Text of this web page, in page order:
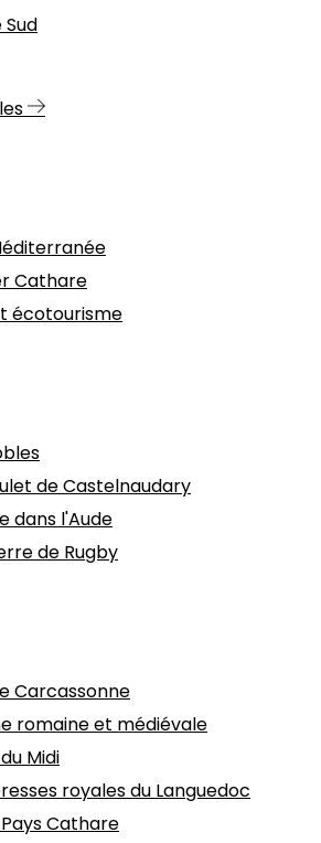
Cathare
écotourisme
de Castelnaudary
dans l'Aude
de Rugby
Carcassonne
romaine et médiévale
Midi
royales du Languedoc
Cathare